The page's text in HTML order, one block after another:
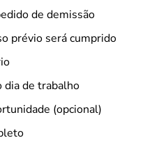
de demissão
prévio será cumprido
dia de trabalho
(opcional)